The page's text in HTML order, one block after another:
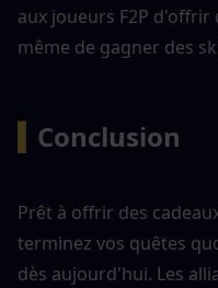
aux joueurs F2P d'offrir
même de gagner des
Conclusion
Prêt à offrir des
terminez vos quêtes
dès aujourd'hui. Les